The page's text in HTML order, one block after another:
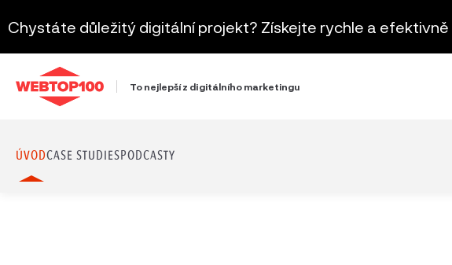
Chystáte důležitý digitální projekt? Získejte rychle a efektivně
To nejlepší z digitálního marketingu
ÚVODCASE STUDIESPODCASTY